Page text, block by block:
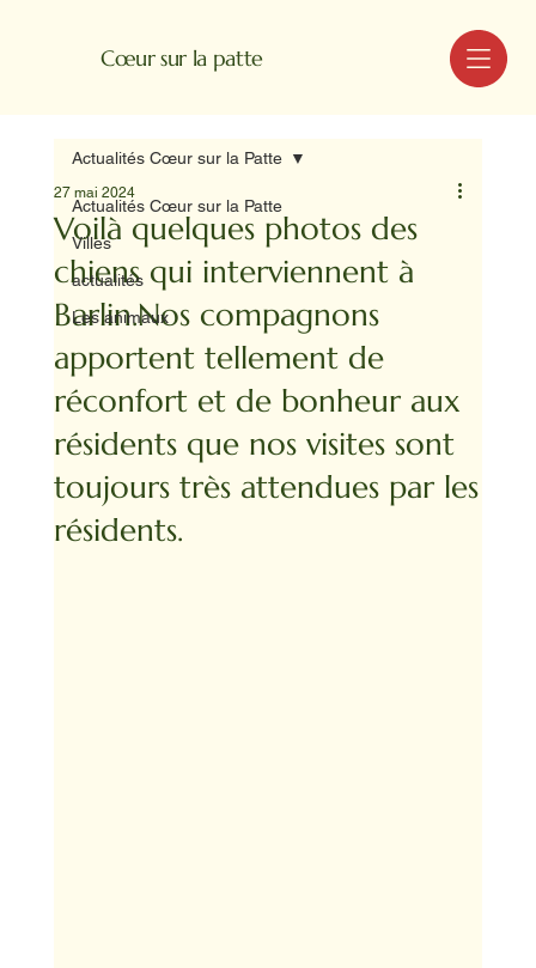
Cœur sur la patte MENU
Actualités Cœur sur la Patte
Villes
actualités
Les animaux
Actualités Cœur sur la Patte
Voilà quelques photos des
chiens qui interviennent à
Barlin.Nos compagnons
apportent tellement de
réconfort et de bonheur aux
résidents que nos visites sont
toujours très attendues par les
résidents.
27 mai 2024